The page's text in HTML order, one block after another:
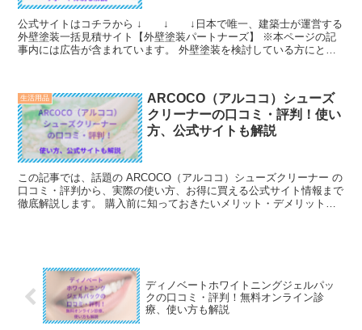
公式サイトはコチラから ↓ ↓ ↓日本で唯一、建築士が運営する
外壁塗装一括見積サイト【外壁塗装パートナーズ】 ※本ページの記
事内には広告が含まれています。 外壁塗装を検討している方にとっ
生活用品
ARCOCO（アルココ）シューズ
クリーナーの口コミ・評判！使い
方、公式サイトも解説
この記事では、話題の ARCOCO（アルココ）シューズクリーナー の
口コミ・評判から、実際の使い方、お得に買える公式サイト情報まで
徹底解説します。 購入前に知っておきたいメリット・デメリットも
ディノベートホワイトニングジェルパッ
クの口コミ・評判！無料オンライン診
療、使い方も解説